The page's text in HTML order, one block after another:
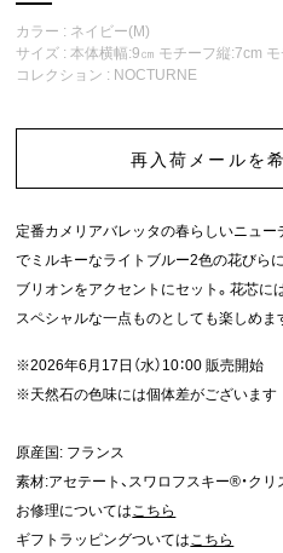
カラー : ネイビー(M)
サイズ : 本体横幅:9㎝ モチーフ縦:7cm
コレクション : NOCTURNE
再入荷メールを
定番カメリアバレッタの春らしいニュー
でミルキーなライトブルー2色の花びら
ブリオンをアクセントにセット。花芯に
スペシャルな一点ものとしても楽しめま
※2026年6月17日（水）10：00 販売開始
※天然石の色味には個体差がございます
原産国: フランス
素材:アセテート、スワロフスキー®・クリ
お修理についてはこちら
ギフトラッピングついてはこちら